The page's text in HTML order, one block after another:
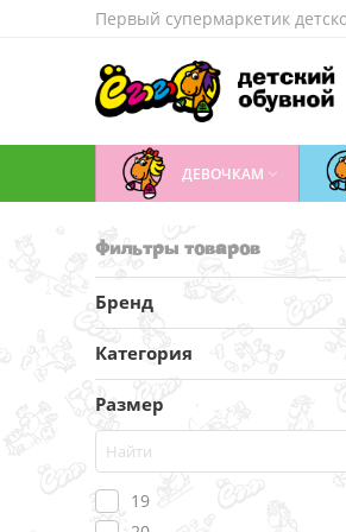
Первый супермаркетик
ДЕВОЧКАМ 
Фильтры товаров
Бренд
Категория
Размер
19